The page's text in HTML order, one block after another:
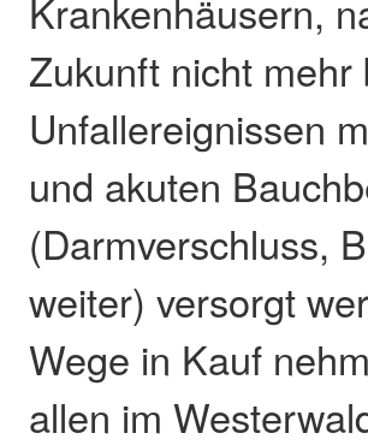
Krankenhäusern,
Zukunft nicht
Unfallereignissen
und akuten
(Darmverschluss,
weiter) versorgt
Wege in Kauf
allen im